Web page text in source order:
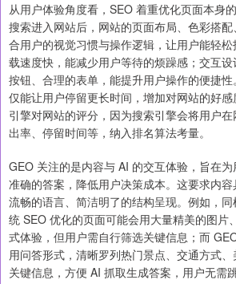
从用户体验角度看，SEO 着重优化页面本身
搜索进入网站后，网站的页面布局、色彩搭
合用户的视觉习惯与操作逻辑，让用户能轻
载速度快，能减少用户等待的烦躁感；交互
按钮、合理的表单，能提升用户操作的便捷
仅能让用户停留更长时间，增加对网站的好
引擎对网站的评分，因为搜索引擎会将用户
出率、停留时间等，纳入排名算法考量。
GEO 关注的是内容与 AI 的交互体验，旨在
准确的答案，降低用户决策成本。这要求内
流畅的语言、简洁明了的结构呈现。例如，
统 SEO 优化的页面可能会用大量精美的图片
式体验，但用户需自行筛选关键信息；而
用问答形式，清晰罗列热门景点、交通方式
关键信息，方便 AI 抓取生成答案，用户无需